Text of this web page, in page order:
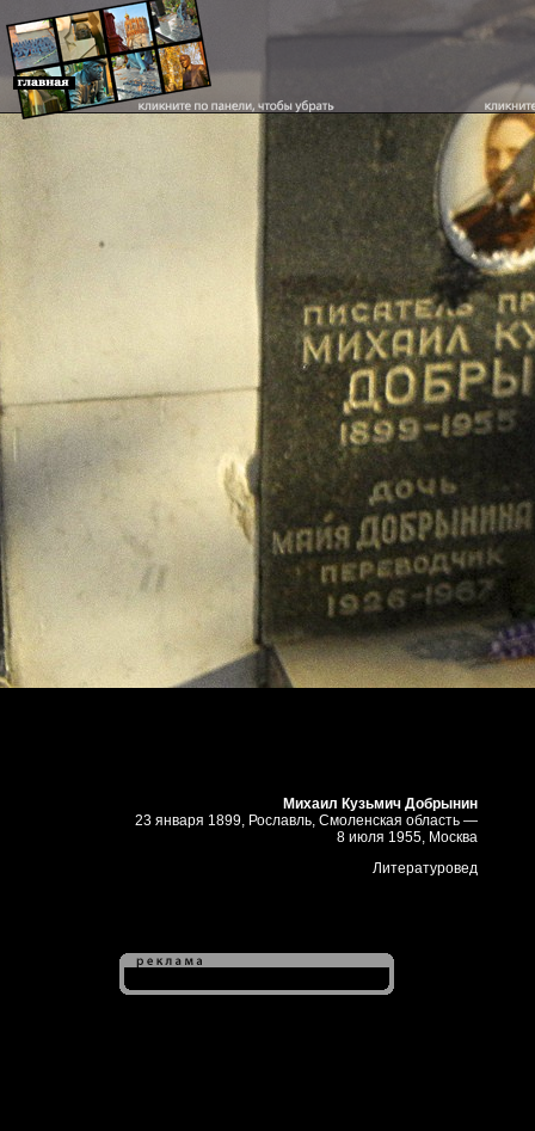
Михаил Кузьмич Добрынин
23 января 1899, Рославль, Смоленская область —
8 июля 1955, Москва
Литературовед